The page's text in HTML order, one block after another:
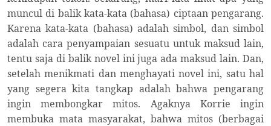
muncul di balik kata-kata (bahasa) ciptaan pengarang.
Karena kata-kata (bahasa) adalah simbol, dan simbol
adalah cara penyampaian sesuatu untuk maksud lain,
tentu saja di balik novel ini juga ada maksud lain. Dan,
setelah menikmati dan menghayati novel ini, satu hal
yang segera kita tangkap adalah bahwa pengarang
ingin membongkar mitos. Agaknya Korrie ingin
membuka mata masyarakat, bahwa mitos (berbagai